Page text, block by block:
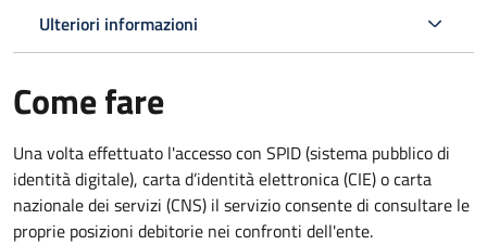
Ulteriori informazioni
Come fare
Una volta effettuato l'accesso con SPID (sistema pubblico di
identità digitale), carta d’identità elettronica (CIE) o carta
nazionale dei servizi (CNS) il servizio consente di consultare le
proprie posizioni debitorie nei confronti dell'ente.